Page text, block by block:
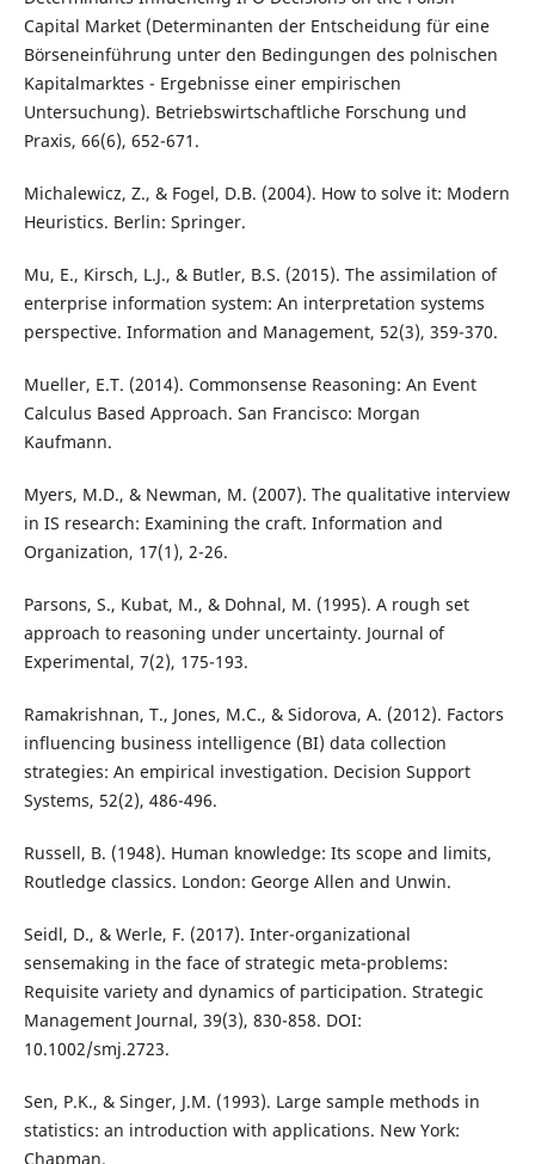
Capital Market (Determinanten der Entscheidung für eine
Börseneinführung unter den Bedingungen des polnischen
Kapitalmarktes - Ergebnisse einer empirischen
Untersuchung). Betriebswirtschaftliche Forschung und
Praxis, 66(6), 652-671.
Michalewicz, Z., & Fogel, D.B. (2004). How to solve it: Modern
Heuristics. Berlin: Springer.
Mu, E., Kirsch, L.J., & Butler, B.S. (2015). The assimilation of
enterprise information system: An interpretation systems
perspective. Information and Management, 52(3), 359-370.
Mueller, E.T. (2014). Commonsense Reasoning: An Event
Calculus Based Approach. San Francisco: Morgan
Kaufmann.
Myers, M.D., & Newman, M. (2007). The qualitative interview
in IS research: Examining the craft. Information and
Organization, 17(1), 2-26.
Parsons, S., Kubat, M., & Dohnal, M. (1995). A rough set
approach to reasoning under uncertainty. Journal of
Experimental, 7(2), 175-193.
Ramakrishnan, T., Jones, M.C., & Sidorova, A. (2012). Factors
influencing business intelligence (BI) data collection
strategies: An empirical investigation. Decision Support
Systems, 52(2), 486-496.
Russell, B. (1948). Human knowledge: Its scope and limits,
Routledge classics. London: George Allen and Unwin.
Seidl, D., & Werle, F. (2017). Inter-organizational
sensemaking in the face of strategic meta-problems:
Requisite variety and dynamics of participation. Strategic
Management Journal, 39(3), 830-858. DOI:
10.1002/smj.2723.
Sen, P.K., & Singer, J.M. (1993). Large sample methods in
statistics: an introduction with applications. New York:
Chapman.